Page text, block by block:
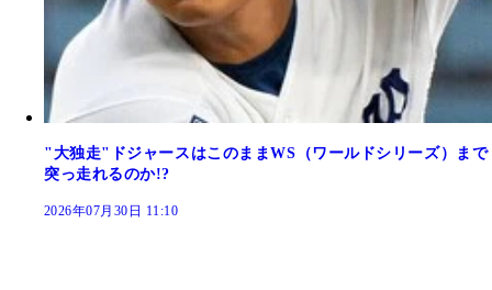
"大独走"ドジャースはこのままWS（ワールドシリーズ）まで
突っ走れるのか!?
2026年07月30日 11:10